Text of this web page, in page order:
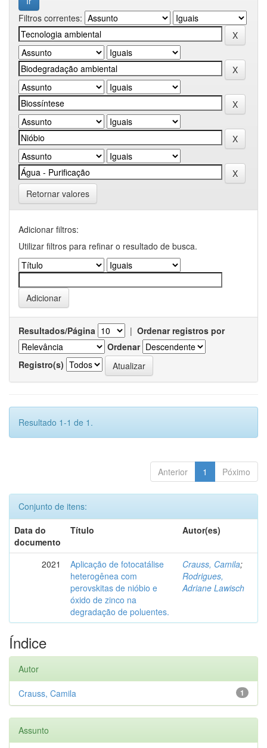
Filtros correntes:
Retornar valores
Adicionar filtros:
Utilizar filtros para refinar o resultado de busca.
Resultados/Página | Ordenar registros por
Ordenar
Registro(s)
Resultado 1-1 de 1.
Anterior 1 Póximo
Conjunto de itens:
Data do
documento
Título Autor(es)
2021
Aplicação de fotocatálise
heterogênea com
perovskitas de nióbio e
óxido de zinco na
degradação de poluentes.
Crauss, Camila;
Rodrigues,
Adriane Lawisch
Índice
Autor
1
Crauss, Camila
Assunto